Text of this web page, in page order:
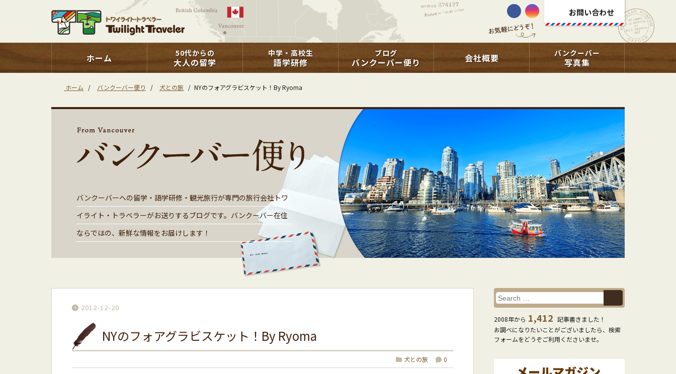
お問い合わせ
ホーム 50代からの
大人の留学
中学・高校生
語学研修
ブログ
バンクーバー便り 会社概要 バンクーバー
写真集
ホーム / バンクーバー便り / 犬との旅 / NYのフォアグラビスケット！By Ryoma
バンクーバーへの留学・語学研修・観光旅行が専門の旅行会社トワ
イライト・トラベラーがお送りするブログです。バンクーバー在住
ならではの、新鮮な情報をお届けします！
2012-12-20
NYのフォアグラビスケット！By Ryoma
犬との旅 0
2008年から 1,412 記事書きました！
お調べになりたいことがございましたら、検索
フォームをどうぞご利用くださいませ。